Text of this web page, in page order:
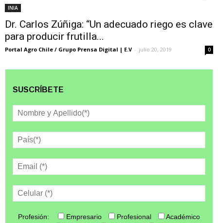
INIA
Dr. Carlos Zúñiga: “Un adecuado riego es clave
para producir frutilla...
Portal Agro Chile / Grupo Prensa Digital | E.V - julio 20, 2019 0
SUSCRÍBETE
Profesión: Empresario Profesional
Académico